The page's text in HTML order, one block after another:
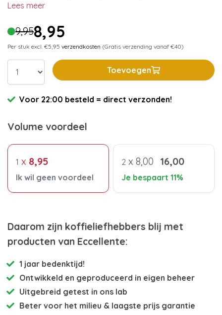
Lees meer
9,958,95
Per stuk excl. €5,95 verzendkosten (Gratis verzending vanaf €40)
Toevoegen
Voor 22:00 besteld = direct verzonden!
Volume voordeel
1 x 8,95
Ik wil geen voordeel
2 x 8,00 16,00
Je bespaart 11%
Daarom zijn koffieliefhebbers blij met
producten van Eccellente:
1 jaar bedenktijd!
Ontwikkeld en geproduceerd in eigen beheer
Uitgebreid getest in ons lab
Beter voor het milieu & laagste prijs garantie